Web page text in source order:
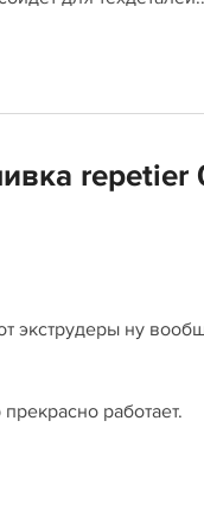
repetier
экструдеры ну
работает.